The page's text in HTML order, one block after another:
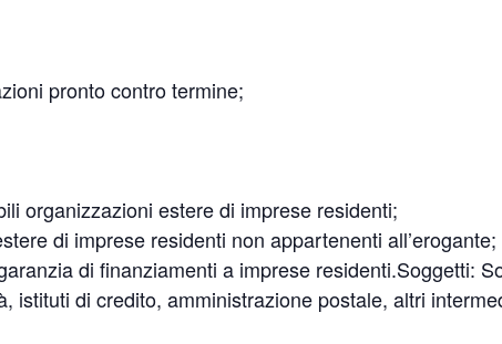
pronto contro termine;
organizzazioni estere di imprese residenti;
di imprese residenti non appartenenti all’erogante;
di finanziamenti a imprese residenti.Soggetti:
istituti di credito, amministrazione postale, altri